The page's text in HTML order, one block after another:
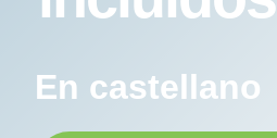
En castellano